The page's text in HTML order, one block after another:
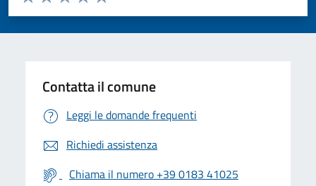
Valuta 5 stelle su 5
Valuta 4 stelle su 5
Valuta 3 stelle su 5
Valuta 2 stelle su 5
Valuta 1 stelle su 5
Contatta il comune
Leggi le domande frequenti
Richiedi assistenza
Chiama il numero +39 0183 41025